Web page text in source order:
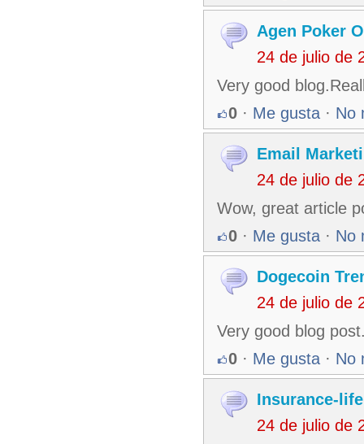
Agen Poker
24 de julio de
Very good
0 · Me gusta · No
Email
24 de julio de
Wow, great article
0 · Me gusta · No
Dogecoin
24 de julio de
Very good blog
0 · Me gusta · No
Insurance-life
24 de julio de